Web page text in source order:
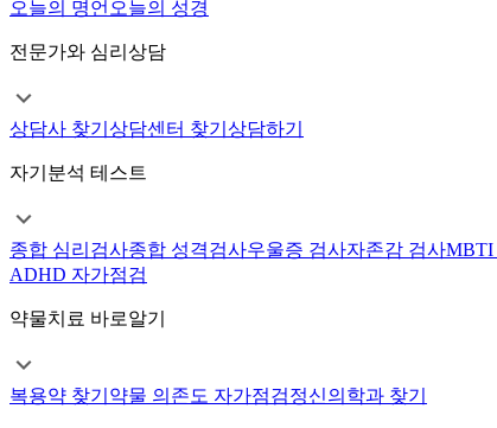
오늘의 명언 오늘의 성경
전문가와 심리상담
상담사 찾기 상담센터 찾기 상담하기
자기분석 테스트
종합 심리검사종합 성격검사우울증 검사자존감 검사MBTI
ADHD 자가점검
약물치료 바로알기
복용약 찾기 약물 의존도 자가점검정신의학과 찾기